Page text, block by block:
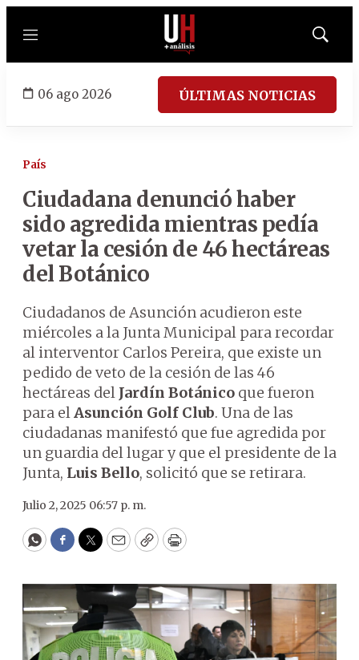
Menú
Mostrar
06 ago 2026 ÚLTIMAS NOTICIAS
País
Ciudadana denunció haber
sido agredida mientras pedía
vetar la cesión de 46 hectáreas
del Botánico
Ciudadanos de Asunción acudieron este
miércoles a la Junta Municipal para recordar
al interventor Carlos Pereira, que existe un
pedido de veto de la cesión de las 46
hectáreas del Jardín Botánico que fueron
para elAsunción Golf Club. Una de las
ciudadanas manifestó que fue agredida por
un guardia del lugar y que el presidente de la
Junta, Luis Bello, solicitó que se retirara.
Julio 2, 2025 06:57 p. m.
WhatsApp
Facebook
Twitter
EmailCopyPrint